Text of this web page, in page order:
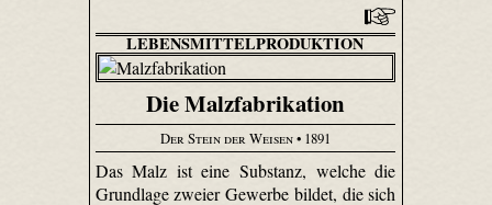
LEBENSMITTELPRODUKTION
Die Malzfabrikation
Der Stein der Weisen• 1891
Das Malz ist eine Substanz, welche die
Grundlage zweier Gewerbe bildet, die sich